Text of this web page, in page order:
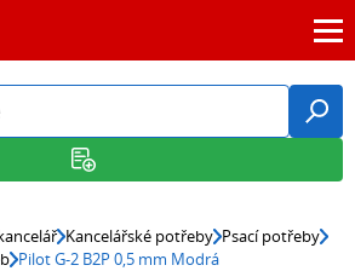
Kancelářské potřeby Psací potřeby
Pilot G-2 B2P 0,5 mm Modrá